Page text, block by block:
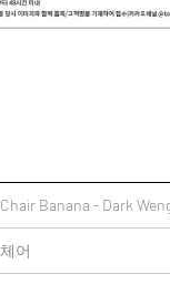
Chair Banana - Dark
체어